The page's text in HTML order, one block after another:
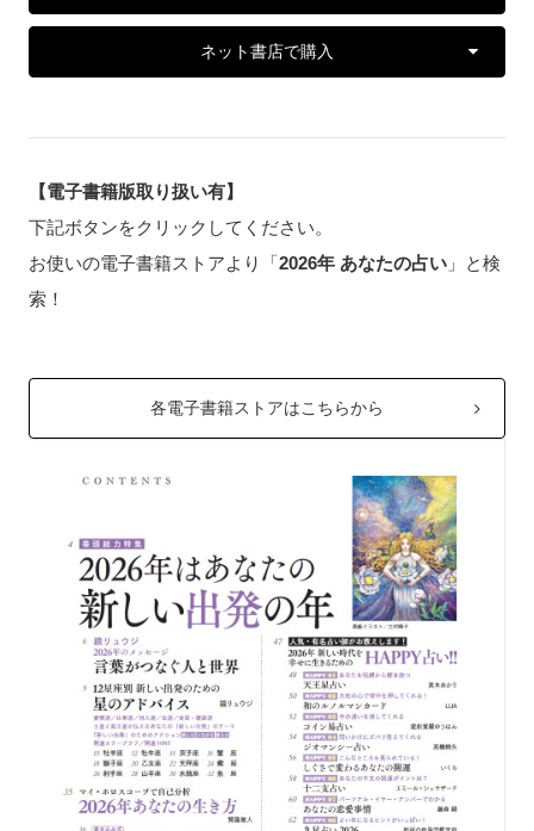
ネット書店で購入
【電子書籍版取り扱い有】
下記ボタンをクリックしてください。
お使いの電子書籍ストアより「2026年 あなたの占い」と検
索！
各電子書籍ストアはこちらから